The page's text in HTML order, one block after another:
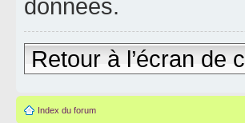
données.
Retour à l’écran de
Index du forum